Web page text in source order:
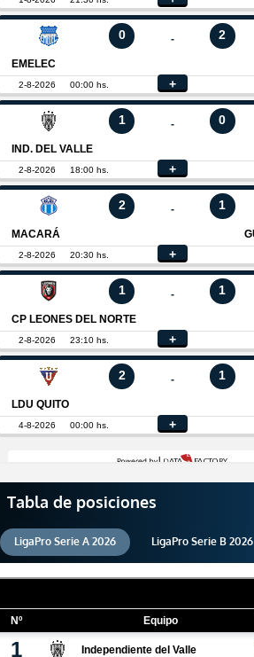
Tabla de posiciones
LigaPro Serie A 2026 LigaPro Serie B 2026